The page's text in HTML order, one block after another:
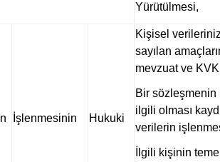
Yürütülmesi,
İşlenmesinin Hukuki
Kişisel
sayılan
mevzuat ve
Bir sözleşmenin
ilgili olması
verilerin
İlgili kişinin